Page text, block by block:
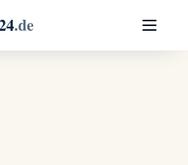
.de